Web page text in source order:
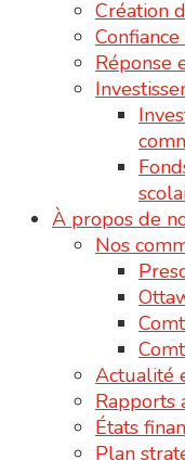
Création
Réponse
À propos de
Nos
Actualité
Rapports
États
Plan